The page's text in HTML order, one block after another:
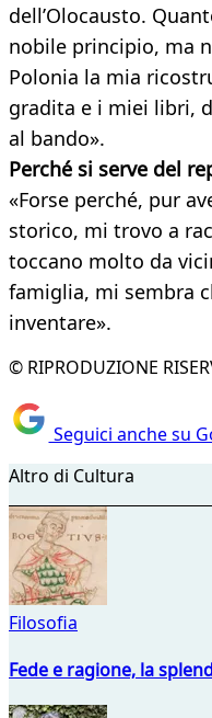
dell’Olocausto.
nobile principio, ma
Polonia la mia
gradita e i miei libri,
al bando».
Perché si serve del
«Forse perché, pur
storico, mi trovo a
toccano molto da
famiglia, mi sembra
inventare».
© RIPRODUZIONE
Seguici anche su
Altro di Cultura
Filosofia
Fede e ragione, la